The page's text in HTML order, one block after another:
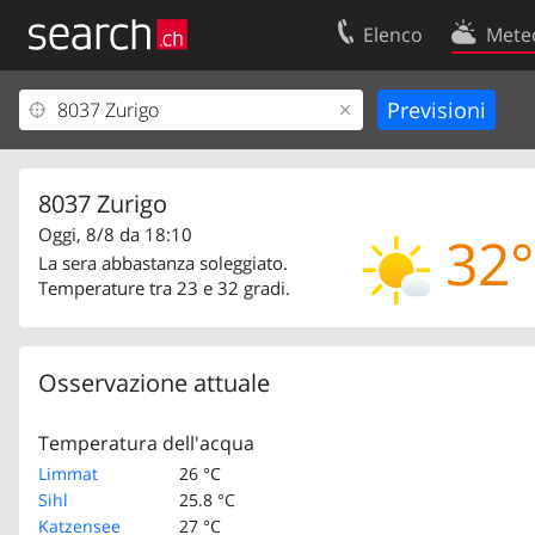
Elenco
8037 Zurigo
32°
Oggi, 8/8 da 18:10
La sera abbastanza soleggiato.
Temperature tra 23 e 32 gradi.
Osservazione attuale
Temperatura dell'acqua
Limmat
26 °C
Sihl
25.8 °C
Katzensee
27 °C
Il vostro profolio
Area clienti
Contatti
Condizioni